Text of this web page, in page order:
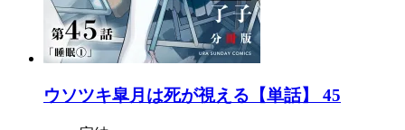
ウソツキ皐月は死が視える【単話】 45